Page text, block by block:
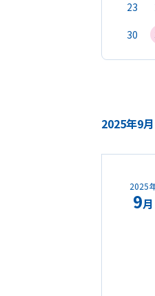
23
30
2025年9月
2025
9月